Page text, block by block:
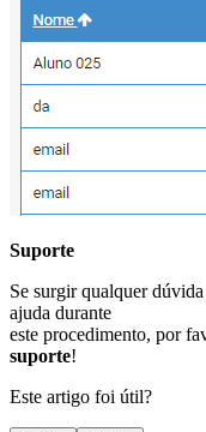
Suporte
Se surgir qualquer
ajuda durante
este procedimento, por
suporte!
Este artigo foi útil?